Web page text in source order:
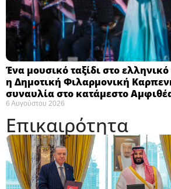
Ένα μουσικό ταξίδι στο
η Δημοτική Φιλαρμονική
συναυλία στο κατάμεστο
6 Αυγούστου 2026
Επικαιρότητα